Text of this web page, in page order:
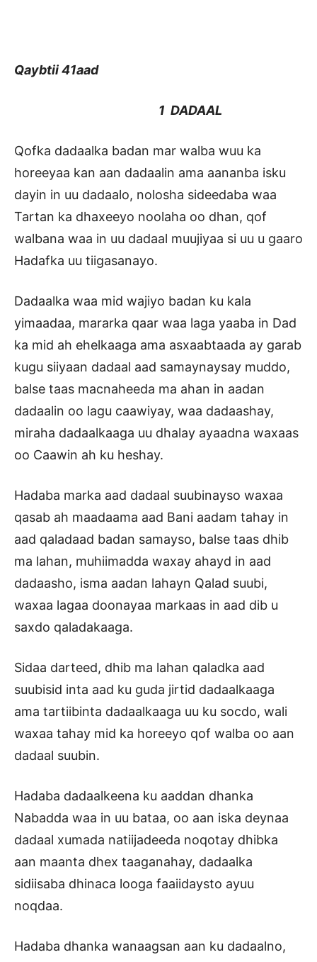
Qaybtii 41aad
1 DADAAL
Qofka dadaalka badan mar walba wuu ka
horeeyaa kan aan dadaalin ama aananba isku
dayin in uu dadaalo, nolosha sideedaba waa
Tartan ka dhaxeeyo noolaha oo dhan, qof
walbana waa in uu dadaal muujiyaa si uu u gaaro
Hadafka uu tiigasanayo.
Dadaalka waa mid wajiyo badan ku kala
yimaadaa, mararka qaar waa laga yaaba in Dad
ka mid ah ehelkaaga ama asxaabtaada ay garab
kugu siiyaan dadaal aad samaynaysay muddo,
balse taas macnaheeda ma ahan in aadan
dadaalin oo lagu caawiyay, waa dadaashay,
miraha dadaalkaaga uu dhalay ayaadna waxaas
oo Caawin ah ku heshay.
Hadaba marka aad dadaal suubinayso waxaa
qasab ah maadaama aad Bani aadam tahay in
aad qaladaad badan samayso, balse taas dhib
ma lahan, muhiimadda waxay ahayd in aad
dadaasho, isma aadan lahayn Qalad suubi,
waxaa lagaa doonayaa markaas in aad dib u
saxdo qaladakaaga.
Sidaa darteed, dhib ma lahan qaladka aad
suubisid inta aad ku guda jirtid dadaalkaaga
ama tartiibinta dadaalkaaga uu ku socdo, wali
waxaa tahay mid ka horeeyo qof walba oo aan
dadaal suubin.
Hadaba dadaalkeena ku aaddan dhanka
Nabadda waa in uu bataa, oo aan iska deynaa
dadaal xumada natiijadeeda noqotay dhibka
aan maanta dhex taaganahay, dadaalka
sidiisaba dhinaca looga faaiidaysto ayuu
noqdaa.
Hadaba dhanka wanaagsan aan ku dadaalno,